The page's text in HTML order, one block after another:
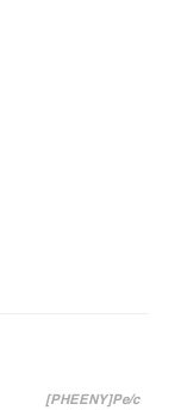
[PHEENY]Pe/c